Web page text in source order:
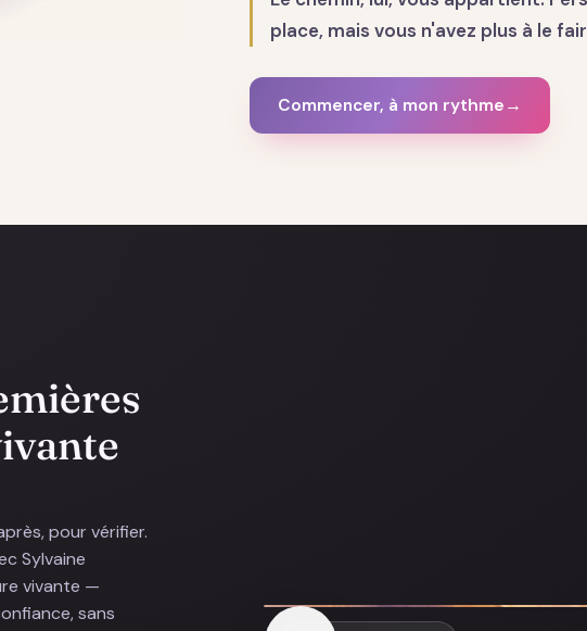
place, mais vous n'avez plus à le
Commencer, à mon rythme →
pour vérifier.
Sylvaine
vivante —
sans